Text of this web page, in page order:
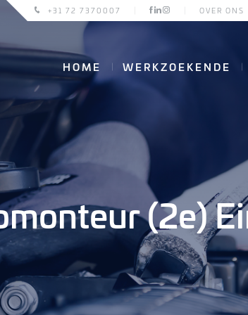
+31 72 7370007 OVER ONS
HOME WERKZOEKENDE
(2e)